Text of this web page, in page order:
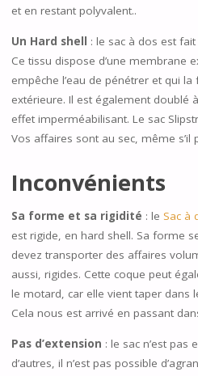
et en restant polyvalent..
Un Hard shell : le sac à dos est fait
Ce tissu dispose d’une membrane
empêche l’eau de pénétrer et qui
extérieure. Il est également doublé
effet imperméabilisant. Le sac
Vos affaires sont au sec, même s’il
Inconvénients
Sa forme et sa rigidité : le Sac à
est rigide, en hard shell. Sa forme
devez transporter des affaires
aussi, rigides. Cette coque peut
le motard, car elle vient taper dans
Cela nous est arrivé en passant
Pas d’extension : le sac n’est pas
d’autres, il n’est pas possible